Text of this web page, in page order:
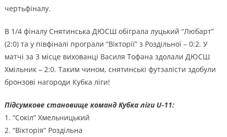
чертьфіналу.
В 1/4 фіналу Снятинська ДЮСШ обіграла луцький “Любарт”
(2:0) та у півфіналі програли “Вікторії” з Роздільної – 0:2. У
матчі за 3 місце вихованці Василя Тофана здолали ДЮСШ
Хмільник – 2:0. Таким чином, снятинські футзалісти здобули
бронзові нагороди Кубка ліги!
Підсумкове становище команд Кубка ліги U-11:
1. “Сокіл” Хмельницький
2. “Вікторія” Роздільна